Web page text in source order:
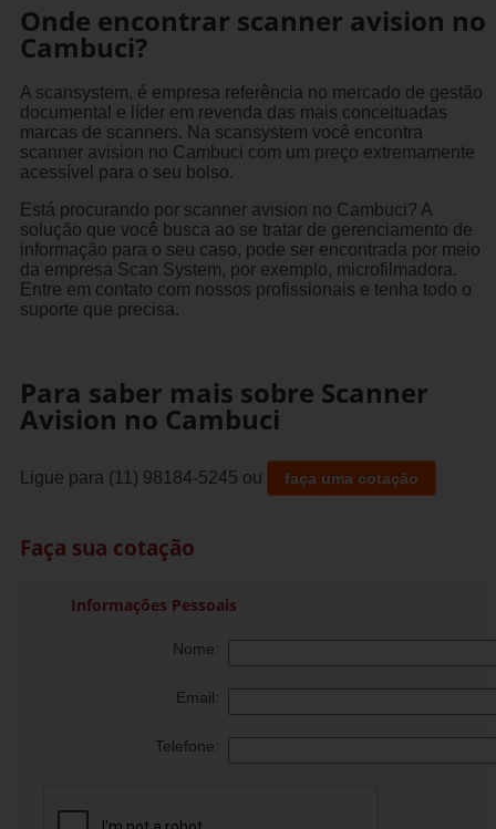
Onde encontrar scanner avision no
Cambuci?
A scansystem, é empresa referência no mercado de gestão
documental e líder em revenda das mais conceituadas
marcas de scanners. Na scansystem você encontra
scanner avision no Cambuci com um preço extremamente
acessível para o seu bolso.
Está procurando por scanner avision no Cambuci? A
solução que você busca ao se tratar de gerenciamento de
informação para o seu caso, pode ser encontrada por meio
da empresa Scan System, por exemplo, microfilmadora.
Entre em contato com nossos profissionais e tenha todo o
suporte que precisa.
Para saber mais sobre Scanner
Avision no Cambuci
Ligue para (11) 98184-5245 ou faça uma cotação
Faça sua cotação
Informações Pessoais
Nome:
Email:
Telefone: